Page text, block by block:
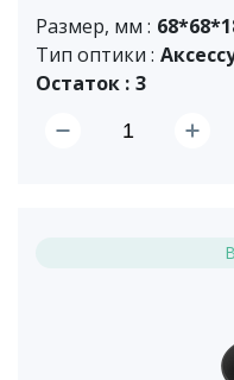
Размер, мм :
Тип оптики :
Остаток : 3